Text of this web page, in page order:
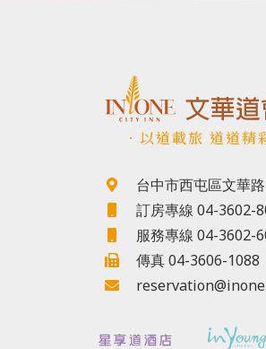
．以道載旅 道道精
台中市西屯區文華
訂房專線 04-3602-
服務專線 04-3602-
傳真 04-3606-1088